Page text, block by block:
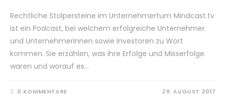
Rechtliche Stolpersteine im Unternehmertum Mindcast.tv
ist ein Podcast, bei welchem erfolgreiche Unternehmer
und Unternehmerinnen sowie Investoren zu Wort
kommen. Sie erzählen, was ihre Erfolge und Misserfolge
waren und worauf es…
0 KOMMENTARE 29. AUGUST 2017